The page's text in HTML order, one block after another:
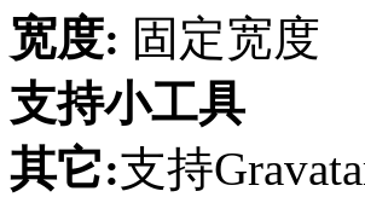
宽度: 固定宽度
支持小工具
其它:支持